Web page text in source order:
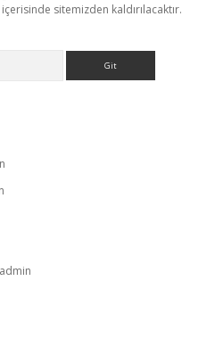
sitemizden kaldırılacaktır.
admin